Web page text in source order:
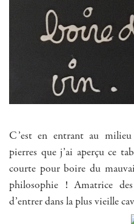
C’est en entrant au
pierres que j’ai aperçu ce
courte pour boire du
philosophie ! Amatrice
d’entrer dans la plus vieille